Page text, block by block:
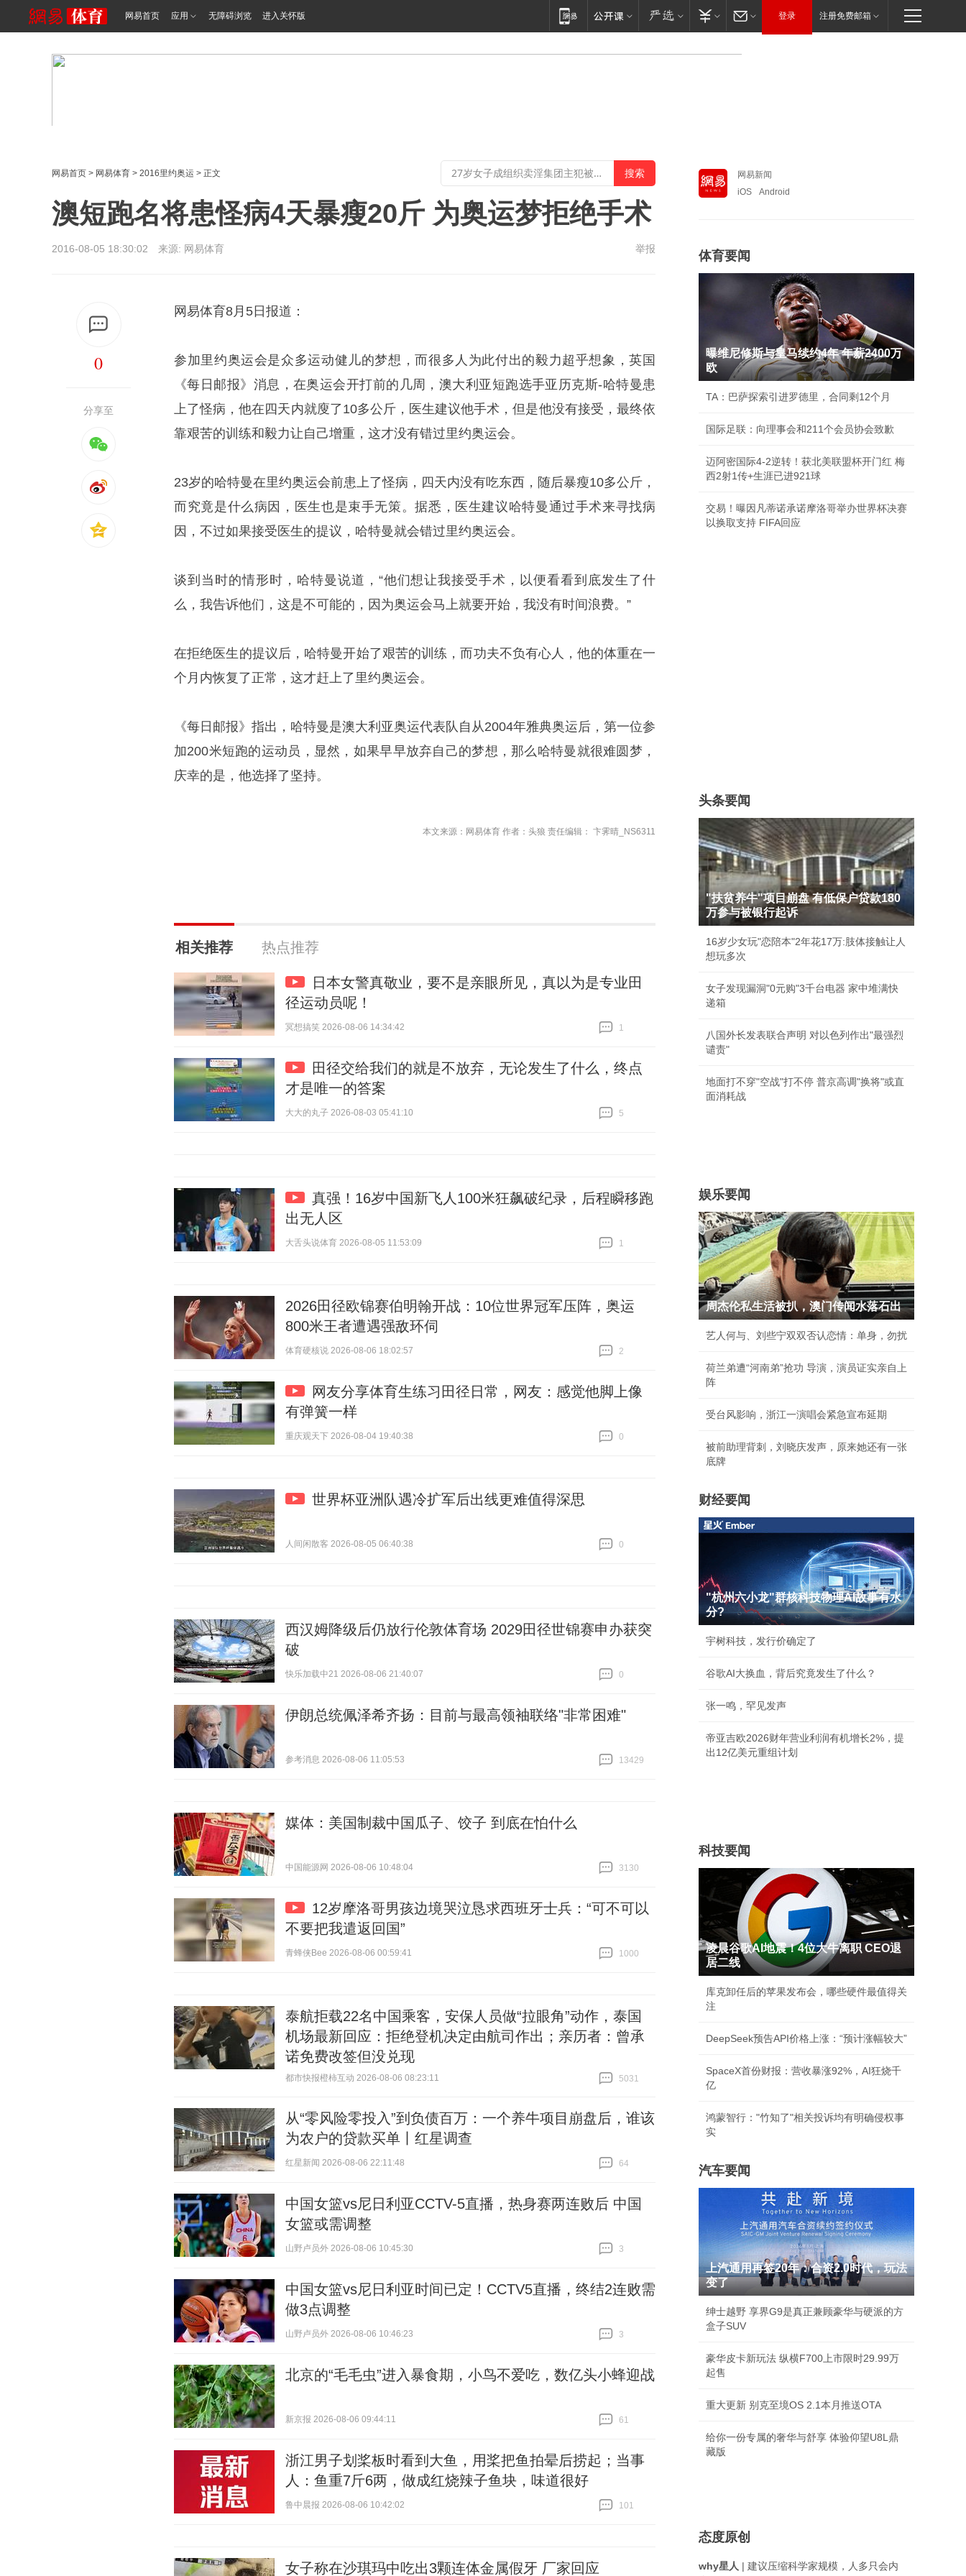
网易首页 应用 无障碍浏览 进入关怀版 登录 注册免费邮箱
网易首页 > 网易体育 > 2016里约奥运 > 正文
澳短跑名将患怪病4天暴瘦20斤 为奥运梦拒绝手术
2016-08-05 18:30:02 来源: 网易体育 举报
0
分享至
网易体育8月5日报道：
参加里约奥运会是众多运动健儿的梦想，而很多人为此付出的毅力超乎想象，英国
《每日邮报》消息，在奥运会开打前的几周，澳大利亚短跑选手亚历克斯-哈特曼患
上了怪病，他在四天内就廋了10多公斤，医生建议他手术，但是他没有接受，最终依
靠艰苦的训练和毅力让自己增重，这才没有错过里约奥运会。
23岁的哈特曼在里约奥运会前患上了怪病，四天内没有吃东西，随后暴瘦10多公斤，
而究竟是什么病因，医生也是束手无策。据悉，医生建议哈特曼通过手术来寻找病
因，不过如果接受医生的提议，哈特曼就会错过里约奥运会。
谈到当时的情形时，哈特曼说道，“他们想让我接受手术，以便看看到底发生了什
么，我告诉他们，这是不可能的，因为奥运会马上就要开始，我没有时间浪费。”
在拒绝医生的提议后，哈特曼开始了艰苦的训练，而功夫不负有心人，他的体重在一
个月内恢复了正常，这才赶上了里约奥运会。
《每日邮报》指出，哈特曼是澳大利亚奥运代表队自从2004年雅典奥运后，第一位参
加200米短跑的运动员，显然，如果早早放弃自己的梦想，那么哈特曼就很难圆梦，
庆幸的是，他选择了坚持。
本文来源：网易体育 作者：头狼 责任编辑： 卞霁晴_NS6311
相关推荐 热点推荐
日本女警真敬业，要不是亲眼所见，真以为是专业田
径运动员呢！
冥想搞笑 2026-08-06 14:34:42
1
田径交给我们的就是不放弃，无论发生了什么，终点
才是唯一的答案
大大的丸子 2026-08-03 05:41:10
5
真强！16岁中国新飞人100米狂飙破纪录，后程瞬移跑
出无人区
大舌头说体育 2026-08-05 11:53:09
1
2026田径欧锦赛伯明翰开战：10位世界冠军压阵，奥运
800米王者遭遇强敌环伺
体育硬核说 2026-08-06 18:02:57
2
网友分享体育生练习田径日常，网友：感觉他脚上像
有弹簧一样
重庆观天下 2026-08-04 19:40:38
0
世界杯亚洲队遇冷扩军后出线更难值得深思
人间闲散客 2026-08-05 06:40:38
0
西汉姆降级后仍放行伦敦体育场 2029田径世锦赛申办获突
破
快乐加载中21 2026-08-06 21:40:07
0
伊朗总统佩泽希齐扬：目前与最高领袖联络"非常困难"
参考消息 2026-08-06 11:05:53
13429
媒体：美国制裁中国瓜子、饺子 到底在怕什么
中国能源网 2026-08-06 10:48:04
3130
12岁摩洛哥男孩边境哭泣恳求西班牙士兵：“可不可以
不要把我遣返回国”
青蜂侠Bee 2026-08-06 00:59:41
1000
泰航拒载22名中国乘客，安保人员做“拉眼角”动作，泰国
机场最新回应：拒绝登机决定由航司作出；亲历者：曾承
诺免费改签但没兑现
都市快报橙柿互动 2026-08-06 08:23:11
5031
从“零风险零投入”到负债百万：一个养牛项目崩盘后，谁该
为农户的贷款买单丨红星调查
红星新闻 2026-08-06 22:11:48
64
中国女篮vs尼日利亚CCTV-5直播，热身赛两连败后 中国
女篮或需调整
山野卢员外 2026-08-06 10:45:30
3
中国女篮vs尼日利亚时间已定！CCTV5直播，终结2连败需
做3点调整
山野卢员外 2026-08-06 10:46:23
3
北京的“毛毛虫”进入暴食期，小鸟不爱吃，数亿头小蜂迎战
新京报 2026-08-06 09:44:11
61
浙江男子划桨板时看到大鱼，用桨把鱼拍晕后捞起；当事
人：鱼重7斤6两，做成红烧辣子鱼块，味道很好
鲁中晨报 2026-08-06 10:42:02
101
女子称在沙琪玛中吃出3颗连体金属假牙 厂家回应
网易新闻
iOS
Android
体育要闻
曝维尼修斯与皇马续约4年 年薪2400万
欧
TA：巴萨探索引进罗德里，合同剩12个月
国际足联：向理事会和211个会员协会致歉
迈阿密国际4-2逆转！获北美联盟杯开门红 梅
西2射1传+生涯已进921球
交易！曝因凡蒂诺承诺摩洛哥举办世界杯决赛
以换取支持 FIFA回应
头条要闻
"扶贫养牛"项目崩盘 有低保户贷款180
万参与被银行起诉
16岁少女玩"恋陪本"2年花17万:肢体接触让人
想玩多次
女子发现漏洞"0元购"3千台电器 家中堆满快
递箱
八国外长发表联合声明 对以色列作出"最强烈
谴责"
地面打不穿"空战"打不停 普京高调"换将"或直
面消耗战
娱乐要闻
周杰伦私生活被扒，澳门传闻水落石出
艺人何与、刘些宁双双否认恋情：单身，勿扰
荷兰弟遭“河南弟”抢功 导演，演员证实亲自上
阵
受台风影响，浙江一演唱会紧急宣布延期
被前助理背刺，刘晓庆发声，原来她还有一张
底牌
财经要闻
"杭州六小龙"群核科技物理AI故事有水
分?
宇树科技，发行价确定了
谷歌AI大换血，背后究竟发生了什么？
张一鸣，罕见发声
帝亚吉欧2026财年营业利润有机增长2%，提
出12亿美元重组计划
科技要闻
凌晨谷歌AI地震！4位大牛离职 CEO退
居二线
库克卸任后的苹果发布会，哪些硬件最值得关
注
DeepSeek预告API价格上涨：“预计涨幅较大”
SpaceX首份财报：营收暴涨92%，AI狂烧千
亿
鸿蒙智行："竹知了"相关投诉均有明确侵权事
实
汽车要闻
上汽通用再签20年：合资2.0时代，玩法
变了
绅士越野 享界G9是真正兼顾豪华与硬派的方
盒子SUV
豪华皮卡新玩法 纵横F700上市限时29.99万
起售
重大更新 别克至境OS 2.1本月推送OTA
给你一份专属的奢华与舒享 体验仰望U8L鼎
藏版
态度原创
why星人 | 建议压缩科学家规模，人多只会内